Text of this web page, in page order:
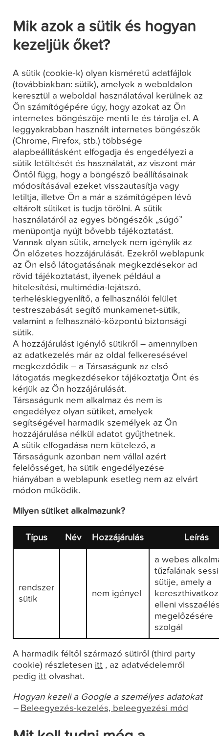
Mik azok a sütik és hogyan
kezeljük őket?
A sütik (cookie-k) olyan kisméretű adatfájlok
(továbbiakban: sütik), amelyek a weboldalon
keresztül a weboldal használatával kerülnek az
Ön számítógépére úgy, hogy azokat az Ön
internetes böngészője menti le és tárolja el. A
leggyakrabban használt internetes böngészők
(Chrome, Firefox, stb.) többsége
alapbeállításként elfogadja és engedélyezi a
sütik letöltését és használatát, az viszont már
Öntől függ, hogy a böngésző beállításainak
módosításával ezeket visszautasítja vagy
letiltja, illetve Ön a már a számítógépen lévő
eltárolt sütiket is tudja törölni. A sütik
használatáról az egyes böngészők „súgó”
menüpontja nyújt bővebb tájékoztatást.
Vannak olyan sütik, amelyek nem igénylik az
Ön előzetes hozzájárulását. Ezekről weblapunk
az Ön első látogatásának megkezdésekor ad
rövid tájékoztatást, ilyenek például a
hitelesítési, multimédia-lejátszó,
terheléskiegyenlítő, a felhasználói felület
testreszabását segítő munkamenet-sütik,
valamint a felhasználó-központú biztonsági
sütik.
A hozzájárulást igénylő sütikről – amennyiben
az adatkezelés már az oldal felkeresésével
megkezdődik – a Társaságunk az első
látogatás megkezdésekor tájékoztatja Önt és
kérjük az Ön hozzájárulását.
Társaságunk nem alkalmaz és nem is
engedélyez olyan sütiket, amelyek
segítségével harmadik személyek az Ön
hozzájárulása nélkül adatot gyűjthetnek.
A sütik elfogadása nem kötelező, a
Társaságunk azonban nem vállal azért
felelősséget, ha sütik engedélyezése
hiányában a weblapunk esetleg nem az elvárt
módon működik.
Milyen sütiket alkalmazunk?
Típus Név Hozzájárulás Leírás
rendszer
sütik
nem igényel
a webes
tűzfalának
sütije, amely a
elleni
megelőzésére
szolgál
A harmadik féltől származó sütiről (third party
cookie) részletesen itt , az adatvédelemről
pedig itt olvashat.
Hogyan kezeli a Google a személyes adatokat
– Beleegyezés-kezelés, beleegyezési mód